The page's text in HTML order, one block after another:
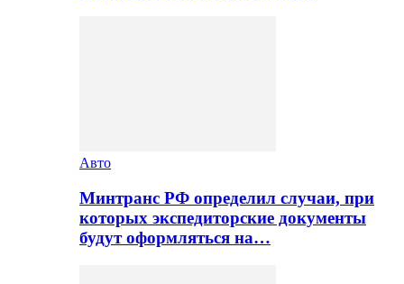
Авто
Минтранс РФ определил случаи, при
которых экспедиторские документы
будут оформляться на…